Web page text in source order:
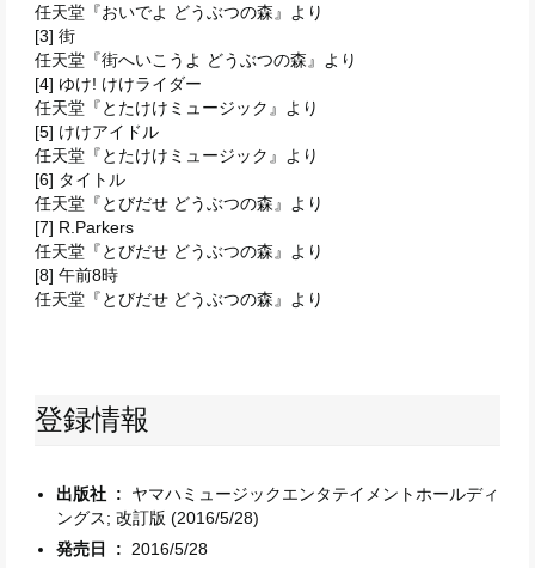
任天堂『おいでよ どうぶつの森』より
[3] 街
任天堂『街へいこうよ どうぶつの森』より
[4] ゆけ! けけライダー
任天堂『とたけけミュージック』より
[5] けけアイドル
任天堂『とたけけミュージック』より
[6] タイトル
任天堂『とびだせ どうぶつの森』より
[7] R.Parkers
任天堂『とびだせ どうぶつの森』より
[8] 午前8時
任天堂『とびだせ どうぶつの森』より
登録情報
出版社 ‏ : ‎ ヤマハミュージックエンタテイメントホールディ
ングス; 改訂版 (2016/5/28)
発売日 ‏ : ‎ 2016/5/28